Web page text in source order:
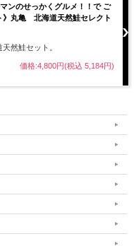
ンのせっかくグルメ！！で ご
》丸亀 北海道天然鮭セレクト
然鮭セット。
価格:4,800円(税込 5,184円)